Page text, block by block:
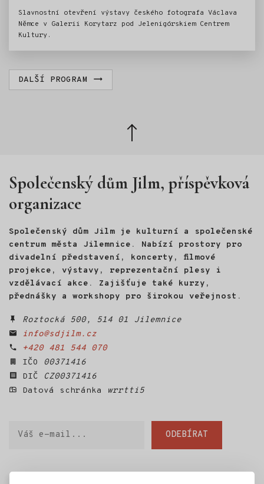
Slavnostní otevření výstavy českého fotografa Václava
Němce v Galerii Korytarz pod Jelenigórskiem Centrem
Kultury.
DALŠÍ PROGRAM
Zpět
nahoru
Společenský dům Jilm, příspěvková
organizace
Společenský dům Jilm je kulturní a společenské
centrum města Jilemnice. Nabízí prostory pro
divadelní představení, koncerty, filmové
projekce, výstavy, reprezentační plesy i
vzdělávací akce. Zajišťuje také kurzy,
přednášky a workshopy pro širokou veřejnost.
Roztocká 500, 514 01 Jilemnice
info@sdjilm.cz
+420 481 544 070
IČO
00371416
DIČ
CZ00371416
Datová schránka
wrrtti5
ODEBÍRAT